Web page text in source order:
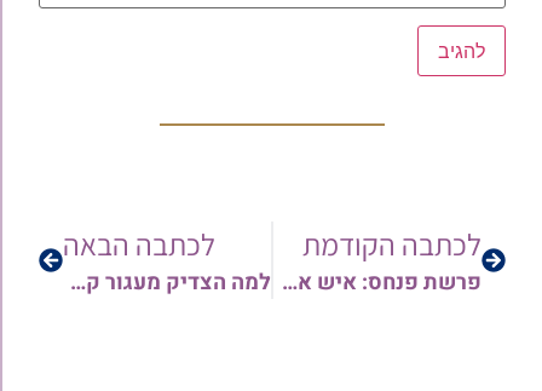
לכתבה הקודמת
פרשת פנחס: איש אשר רוח בו | הרב יורם סרי
לכתבה הבאה
למה הצדיק מעגור קבור בחצר בית? איך התגלה הקבר של רבי יצחק גברא? | ישועות בעגור – הרב ישי יפת